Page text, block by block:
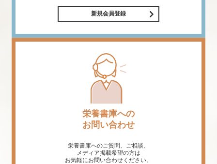
新規会員登録
栄養書庫への
お問い合わせ
栄養書庫へのご質問、ご相談、
メディア掲載希望の方は
お気軽にお問い合わせください。